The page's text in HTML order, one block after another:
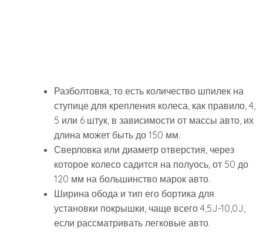
Разболтовка, то есть количество шпилек на
ступице для крепления колеса, как правило, 4,
5 или 6 штук, в зависимости от массы авто, их
длина может быть до 150 мм.
Сверловка или диаметр отверстия, через
которое колесо садится на полуось, от 50 до
120 мм на большинство марок авто.
Ширина обода и тип его бортика для
установки покрышки, чаще всего 4,5J-10,0J,
если рассматривать легковые авто.